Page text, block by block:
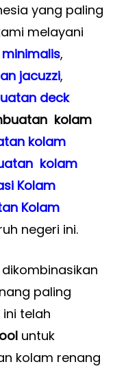
yang paling
melayani
,
jacuzzi,
deck
kolam
kolam
kolam
Kolam
Kolam
negeri ini.
paling
telah
untuk
kolam renang